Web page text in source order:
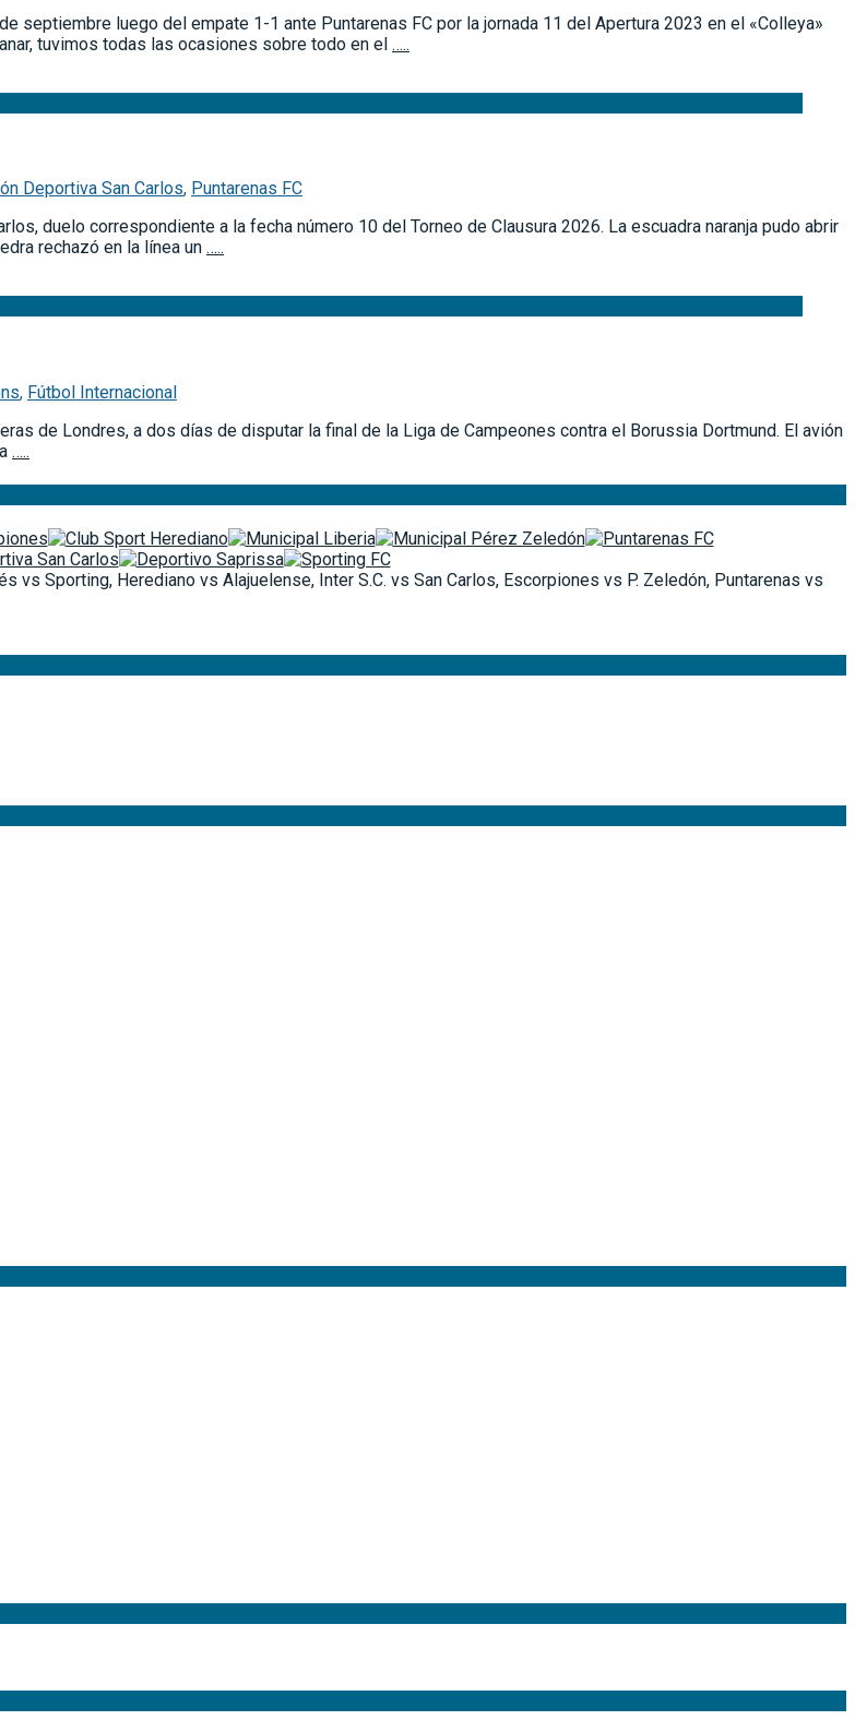
septiembre luego del empate 1-1 ante Puntarenas FC por la jornada 11 del Apertura 2023 en el «Colleya»
tuvimos todas las ocasiones sobre todo en el …..
Deportiva San Carlos, Puntarenas FC
duelo correspondiente a la fecha número 10 del Torneo de Clausura 2026. La escuadra naranja pudo abrir
rechazó en la línea un …..
, Fútbol Internacional
de Londres, a dos días de disputar la final de la Liga de Campeones contra el Borussia Dortmund. El avión
…..